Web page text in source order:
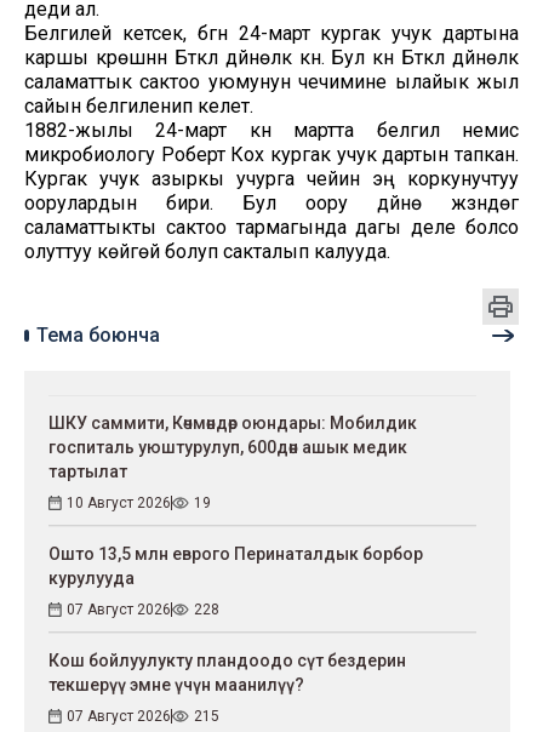
деди ал.
Белгилей кетсек, бүгүн 24-март кургак учук дартына
каршы күрөшүүнүн Бүткүл дүйнөлүк күнү. Бул күн Бүткүл дүйнөлүк
саламаттык сактоо уюмунун чечимине ылайык жыл
сайын белгиленип келет.
1882-жылы 24-март күнү мартта белгилүү немис
микробиологу Роберт Кох кургак учук дартын тапкан.
Кургак учук азыркы учурга чейин эң коркунучтуу
оорулардын бири. Бул оору дүйнө жүзүндөгү
саламаттыкты сактоо тармагында дагы деле болсо
олуттуу көйгөй болуп сакталып калууда.
Тема боюнча
ШКУ саммити, Көчмөндөр оюндары: Мобилдик
госпиталь уюштурулуп, 600дөн ашык медик
тартылат
10 Август 2026 19
Ошто 13,5 млн еврого Перинаталдык борбор
курулууда
07 Август 2026 228
Кош бойлуулукту пландоодо сүт бездерин
текшерүү эмне үчүн маанилүү?
07 Август 2026 215